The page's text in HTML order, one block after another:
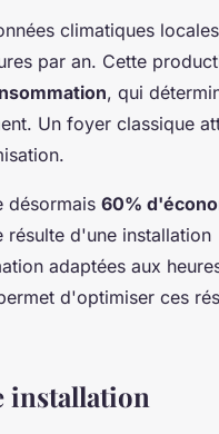
climatiques
par an. Cette
, qui
Un foyer classique
désormais 60%
d'une installation
adaptées aux
d'optimiser ces
installation